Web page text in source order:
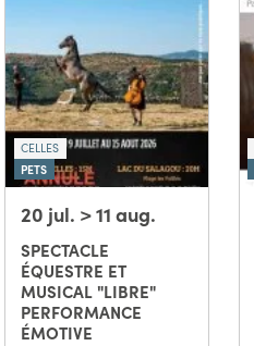
CELLES
PETS
20 jul. > 11 aug.
SPECTACLE
ÉQUESTRE ET
MUSICAL "LIBRE"
PERFORMANCE
ÉMOTIVE